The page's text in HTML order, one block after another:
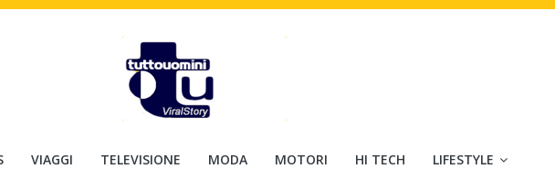
VIAGGI TELEVISIONE MODA MOTORI HI TECH LIFESTYLE